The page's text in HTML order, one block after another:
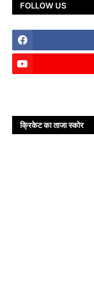
FOLLOW US
क्रिकेट का ताजा स्कोर